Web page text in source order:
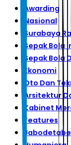
Awarding
Nasional
Surabaya
Sepak Bola
Sepak Bola
Ekonomi
Oto Dan
Arsitektur
Kabinet
Features